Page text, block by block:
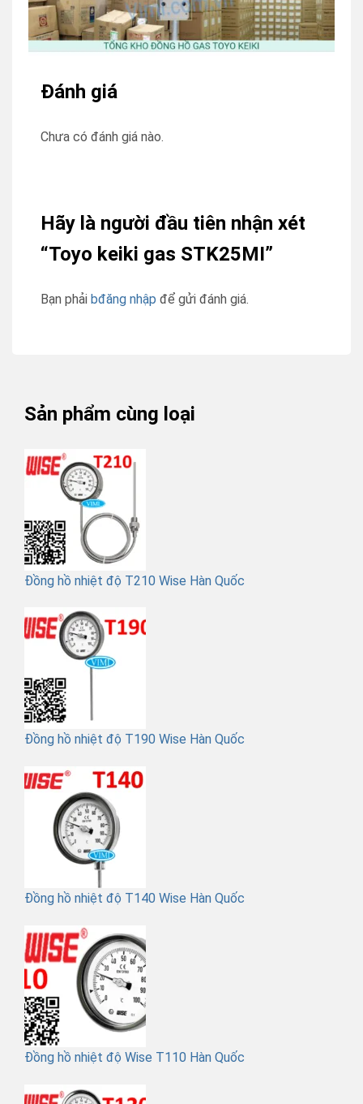
Đánh giá
Chưa có đánh giá nào.
Hãy là người đầu tiên nhận xét
“Toyo keiki gas STK25MI”
Bạn phải bđăng nhập để gửi đánh giá.
Sản phẩm cùng loại
Đồng hồ nhiệt độ T210 Wise Hàn Quốc
Đồng hồ nhiệt độ T190 Wise Hàn Quốc
Đồng hồ nhiệt độ T140 Wise Hàn Quốc
Đồng hồ nhiệt độ Wise T110 Hàn Quốc